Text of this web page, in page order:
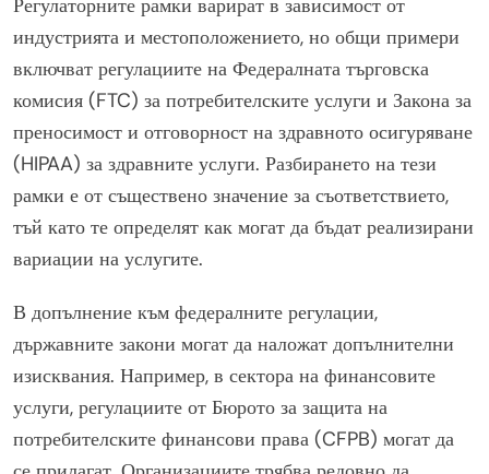
Регулаторните рамки варират в зависимост от
индустрията и местоположението, но общи примери
включват регулациите на Федералната търговска
комисия (FTC) за потребителските услуги и Закона за
преносимост и отговорност на здравното осигуряване
(HIPAA) за здравните услуги. Разбирането на тези
рамки е от съществено значение за съответствието,
тъй като те определят как могат да бъдат реализирани
вариации на услугите.
В допълнение към федералните регулации,
държавните закони могат да наложат допълнителни
изисквания. Например, в сектора на финансовите
услуги, регулациите от Бюрото за защита на
потребителските финансови права (CFPB) могат да